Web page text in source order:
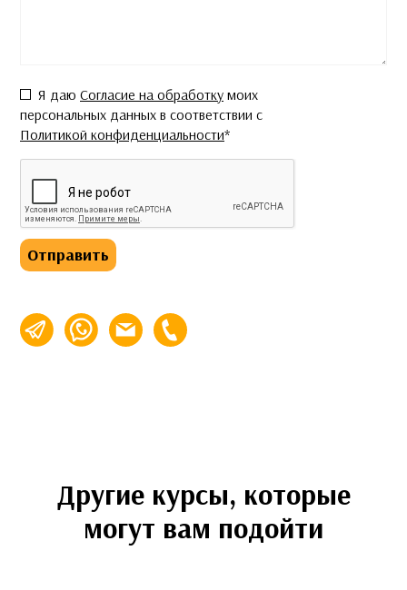
Согласие*
Я даю Согласие на обработку моих
персональных данных в соответствии с
Политикой конфиденциальности*
Отправить
info@espalabra.ru
+7 (495) 920-32-76
Другие курсы, которые
могут вам подойти